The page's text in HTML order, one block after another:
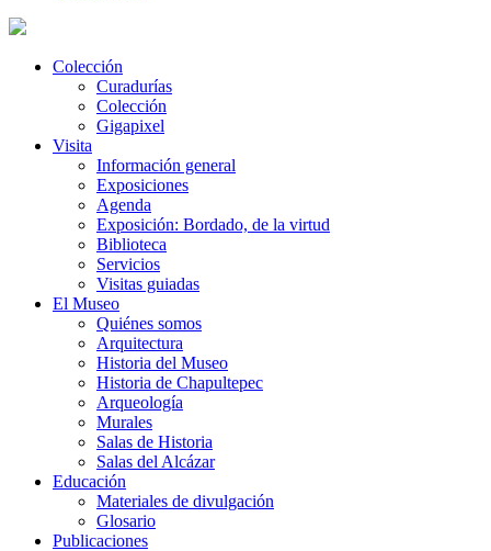
Colección
Curadurías
Colección
Gigapixel
Visita
Información general
Exposiciones
Agenda
Exposición: Bordado, de la virtud
Biblioteca
Servicios
Visitas guiadas
El Museo
Quiénes somos
Arquitectura
Historia del Museo
Historia de Chapultepec
Arqueología
Murales
Salas de Historia
Salas del Alcázar
Educación
Materiales de divulgación
Glosario
Publicaciones